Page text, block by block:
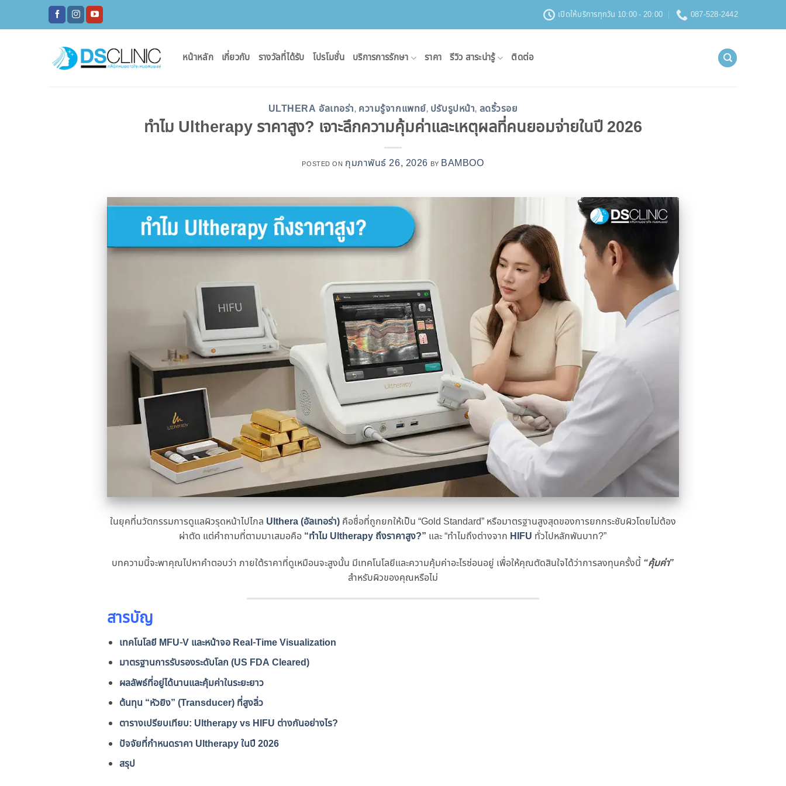
เปิดให้บริการทุกวัน 10:00 - 20:00 087-528-2442
หน้าหลัก เกี่ยวกับ รางวัลที่ได้รับ โปรโมชั่น บริการการรักษา ราคา รีวิว สาระน่ารู้ ติดต่อ
ULTHERA อัลเทอร่า, ความรู้จากแพทย์, ปรับรูปหน้า, ลดริ้วรอย
ทำไม Ultherapy ราคาสูง? เจาะลึกความคุ้มค่าและเหตุผลที่คนยอมจ่ายในปี 2026
POSTED ON กุมภาพันธ์ 26, 2026 BY BAMBOO
ในยุคที่นวัตกรรมการดูแลผิวรุดหน้าไปไกล Ulthera (อัลเทอร่า)คือชื่อที่ถูกยกให้เป็น “Gold Standard” หรือมาตรฐานสูงสุดของการยกกระชับผิวโดยไม่ต้อง
ผ่าตัด แต่คำถามที่ตามมาเสมอคือ “ทำไม Ultherapy ถึงราคาสูง?” และ“ทำไมถึงต่างจาก HIFU ทั่วไปหลักพันบาท?”
บทความนี้จะพาคุณไปหาคำตอบว่า ภายใต้ราคาที่ดูเหมือนจะสูงนั้น มีเทคโนโลยีและความคุ้มค่าอะไรซ่อนอยู่ เพื่อให้คุณตัดสินใจได้ว่าการลงทุนครั้งนี้ “คุ้มค่า”
สำหรับผิวของคุณหรือไม่
สารบัญ
เทคโนโลยี MFU-V และหน้าจอ Real-Time Visualization
มาตรฐานการรับรองระดับโลก (US FDA Cleared)
ผลลัพธ์ที่อยู่ได้นานและคุ้มค่าในระยะยาว
ต้นทุน “หัวยิง” (Transducer) ที่สูงลิ่ว
ตารางเปรียบเทียบ: Ultherapy vs HIFU ต่างกันอย่างไร?
ปัจจัยที่กำหนดราคา Ultherapy ในปี 2026
สรุป